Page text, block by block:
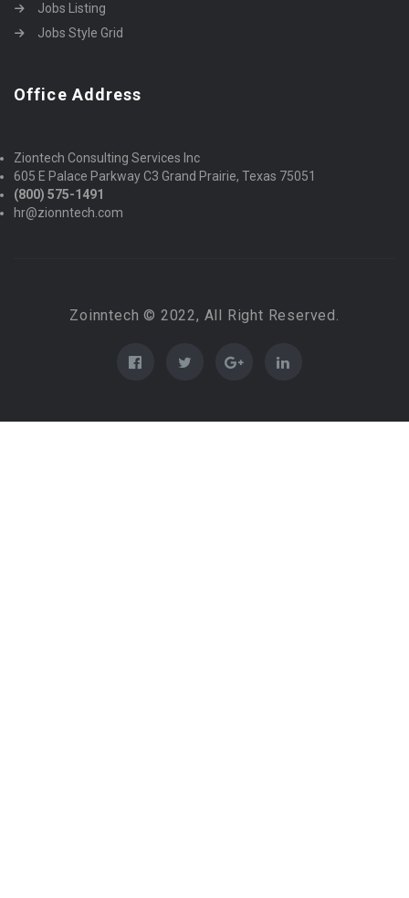
Jobs Listing
Jobs Style Grid
Office Address
Ziontech Consulting Services Inc
605 E Palace Parkway C3 Grand Prairie, Texas 75051
(800) 575-1491
hr@zionntech.com
Zoinntech © 2022, All Right Reserved.